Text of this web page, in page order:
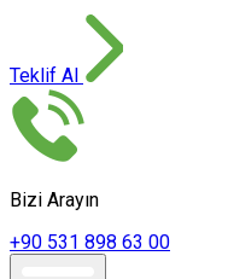
Teklif Al
Bizi Arayın
+90 531 898 63 00